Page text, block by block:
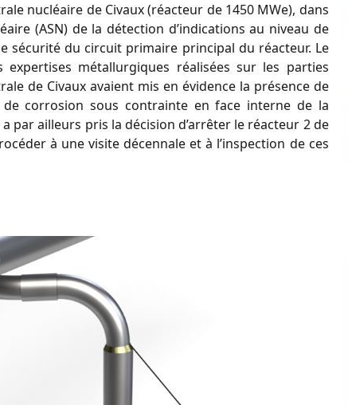
nucléaire de Civaux (réacteur de 1450 MWe), dans
(ASN) de la détection d’indications au niveau de
sécurité du circuit primaire principal du réacteur. Le
expertises métallurgiques réalisées sur les parties
de Civaux avaient mis en évidence la présence de
corrosion sous contrainte en face interne de la
par ailleurs pris la décision d’arrêter le réacteur 2 de
à une visite décennale et à l’inspection de ces